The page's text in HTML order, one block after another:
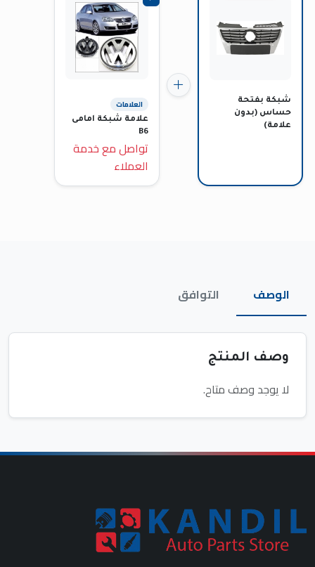
شبكة بفتحة
حساس (بدون
علامة)
العلامات
علامة شبكة امامى
B6
تواصل مع خدمة
العملاء
الوصف التوافق
وصف المنتج
لا يوجد وصف متاح.